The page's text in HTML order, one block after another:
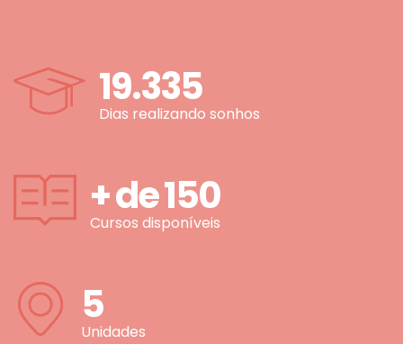
19.335
Dias realizando sonhos
+ de150
Cursos disponíveis
5
Unidades